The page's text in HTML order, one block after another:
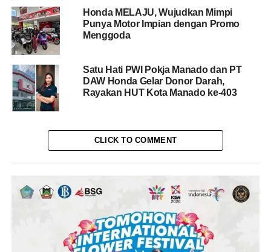
Honda MELAJU, Wujudkan Mimpi
Punya Motor Impian dengan Promo
Menggoda
Satu Hati PWI Pokja Manado dan PT
DAW Honda Gelar Donor Darah,
Rayakan HUT Kota Manado ke-403
CLICK TO COMMENT